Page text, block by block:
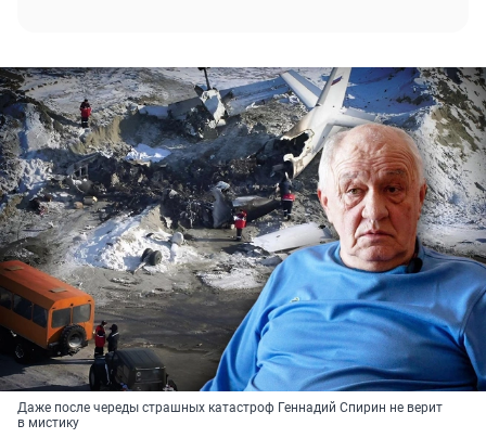
Даже после череды страшных катастроф Геннадий Спирин не верит
в мистику